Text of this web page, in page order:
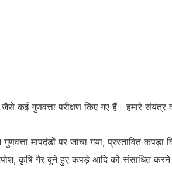
जैसे कई गुणवत्ता परीक्षण किए गए हैं। हमारे
मापदंडों पर जांचा गया, प्रस्तावित कपड़ा
कृषि गैर बुने हुए कपड़े आदि को संसाधित